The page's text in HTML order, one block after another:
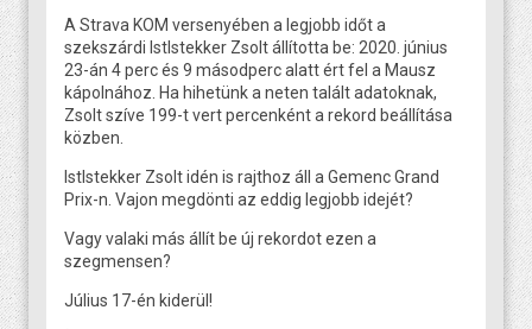
A Strava KOM versenyében a legjobb időt a
szekszárdi Istlstekker Zsolt állította be: 2020. június
23-án 4 perc és 9 másodperc alatt ért fel a Mausz
kápolnához. Ha hihetünk a neten talált adatoknak,
Zsolt szíve 199-t vert percenként a rekord beállítása
közben.
Istlstekker Zsolt idén is rajthoz áll a Gemenc Grand
Prix-n. Vajon megdönti az eddig legjobb idejét?
Vagy valaki más állít be új rekordot ezen a
szegmensen?
Július 17-én kiderül!